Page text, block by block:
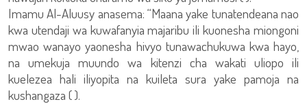
Imamu Al-Aluusy anasema: “Maana yake tunatendeana nao
kwa utendaji wa kuwafanyia majaribu ili kuonesha miongoni
mwao wanayo yaonesha hivyo tunawachukuwa kwa hayo,
na umekuja muundo wa kitenzi cha wakati uliopo ili
kuelezea hali iliyopita na kuileta sura yake pamoja na
kushangaza ( ).